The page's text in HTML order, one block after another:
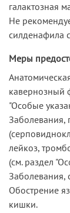
галактозная
Не
силденафила
Меры
кавернозный
"Особые
Заболевания,
лейкоз,
(см. раздел
Обострение
кишки.